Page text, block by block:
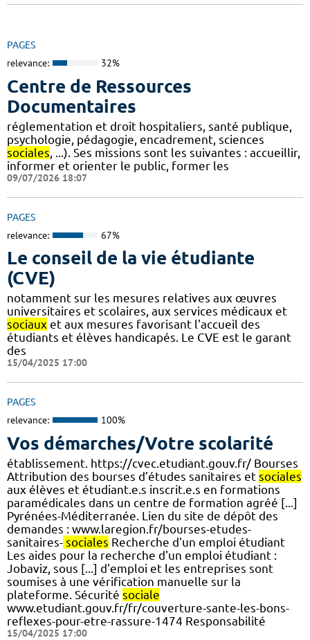
PAGES
relevance: 32%
Centre de Ressources
Documentaires
réglementation et droit hospitaliers, santé publique,
psychologie, pédagogie, encadrement, sciences
sociales , ...). Ses missions sont les suivantes : accueillir,
informer et orienter le public, former les
09/07/2026 18:07
PAGES
relevance: 67%
Le conseil de la vie étudiante
(CVE)
notamment sur les mesures relatives aux œuvres
universitaires et scolaires, aux services médicaux et
sociaux et aux mesures favorisant l'accueil des
étudiants et élèves handicapés. Le CVE est le garant
des
15/04/2025 17:00
PAGES
relevance: 100%
Vos démarches/Votre scolarité
établissement. https://cvec.etudiant.gouv.fr/ Bourses
Attribution des bourses d’études sanitaires et sociales
aux élèves et étudiant.e.s inscrit.e.s en formations
paramédicales dans un centre de formation agréé [...]
Pyrénées-Méditerranée. Lien du site de dépôt des
demandes : www.laregion.fr/bourses-etudes-
sanitaires- sociales Recherche d'un emploi étudiant
Les aides pour la recherche d'un emploi étudiant :
Jobaviz, sous [...] d'emploi et les entreprises sont
soumises à une vérification manuelle sur la
plateforme. Sécurité sociale
www.etudiant.gouv.fr/fr/couverture-sante-les-bons-
reflexes-pour-etre-rassure-1474 Responsabilité
15/04/2025 17:00